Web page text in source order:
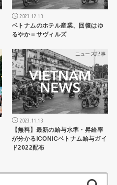
2023.12.13
ベトナムのホテル産業、回復はゆ
るやか＝サヴィルズ
ニュース記事
2023.11.13
【無料】最新の給与水準・昇給率
が分かるICONICベトナム給与ガイ
ド2022配布